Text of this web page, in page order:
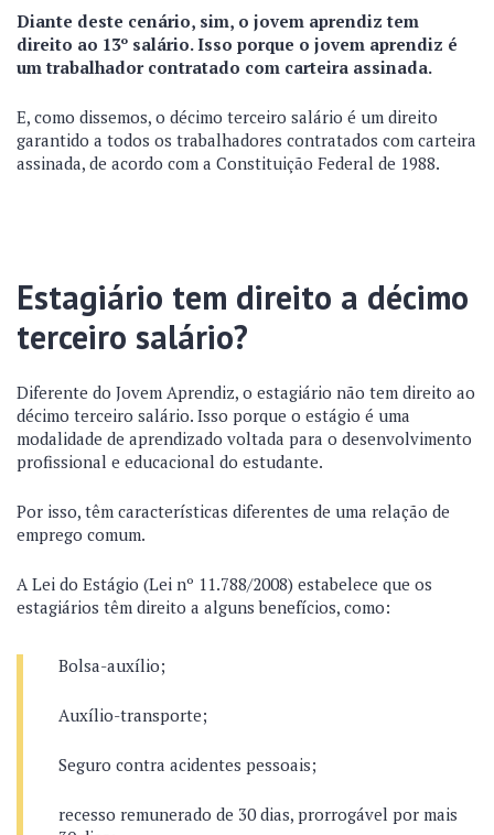
Diante deste cenário, sim, o jovem aprendiz tem
direito ao 13º salário. Isso porque o jovem aprendiz é
um trabalhador contratado com carteira assinada.
E, como dissemos, o décimo terceiro salário é um direito
garantido a todos os trabalhadores contratados com carteira
assinada, de acordo com a Constituição Federal de 1988.
Estagiário tem direito a décimo
terceiro salário?
Diferente do Jovem Aprendiz, o estagiário não tem direito ao
décimo terceiro salário. Isso porque o estágio é uma
modalidade de aprendizado voltada para o desenvolvimento
profissional e educacional do estudante.
Por isso, têm características diferentes de uma relação de
emprego comum.
A Lei do Estágio (Lei nº 11.788/2008) estabelece que os
estagiários têm direito a alguns benefícios, como:
Bolsa-auxílio;
Auxílio-transporte;
Seguro contra acidentes pessoais;
recesso remunerado de 30 dias, prorrogável por mais